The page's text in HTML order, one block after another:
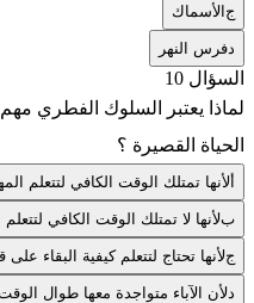
جالأسماك
فرس النهر
السؤال 10
لماذا يعتبر السلوك الفطري
الحياة القصيرة ؟
لأنها تمتلك الوقت الكافي لتتعلم
بلأنها لا تمتلك الوقت الكافي لتتعلم
جلأنها تحتاج لتتعلم كيفية البقاء على
لأن الآباء متواجدة معها طوال الوقت